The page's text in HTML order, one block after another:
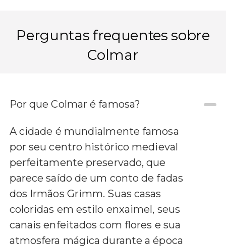
Perguntas frequentes sobre
Colmar
Por que Colmar é famosa?
A cidade é mundialmente famosa
por seu centro histórico medieval
perfeitamente preservado, que
parece saído de um conto de fadas
dos Irmãos Grimm. Suas casas
coloridas em estilo enxaimel, seus
canais enfeitados com flores e sua
atmosfera mágica durante a época